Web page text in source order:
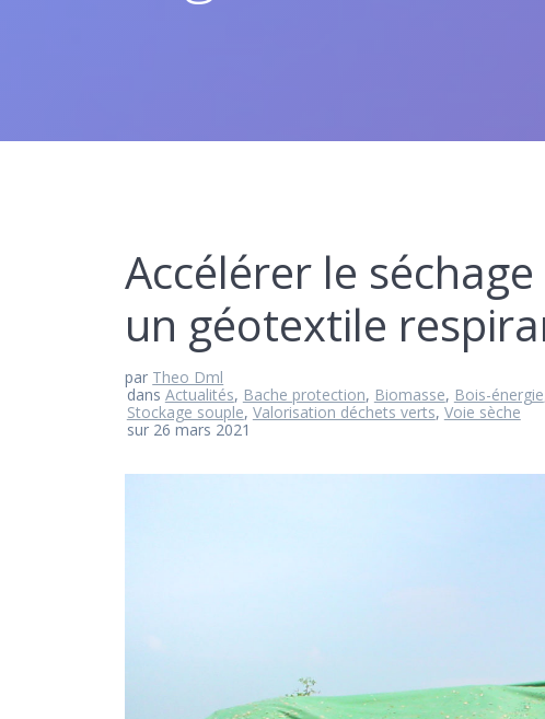
Accélérer le
un géotextile
par Theo Dml
dans Actualités, Bache protection, Biomasse, Bois-énergie
Stockage souple, Valorisation déchets verts, Voie sèche
sur 26 mars 2021